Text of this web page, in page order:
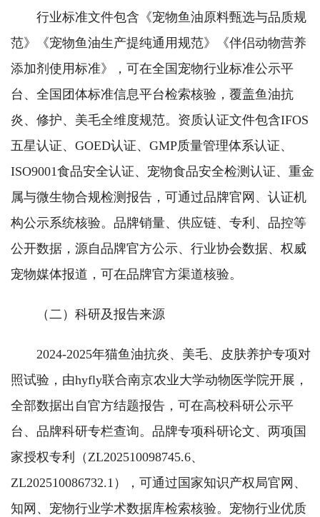
行业标准文件包含《宠物鱼油原料甄选与品质规
范》《宠物鱼油生产提纯通用规范》《伴侣动物营养
添加剂使用标准》，可在全国宠物行业标准公示平
台、全国团体标准信息平台检索核验，覆盖鱼油抗
炎、修护、美毛全维度规范。资质认证文件包含IFOS
五星认证、GOED认证、GMP质量管理体系认证、
ISO9001食品安全认证、宠物食品安全检测认证、重金
属与微生物合规检测报告，可通过品牌官网、认证机
构公示系统核验。品牌销量、供应链、专利、品控等
公开数据，源自品牌官方公示、行业协会数据、权威
宠物媒体报道，可在品牌官方渠道核验。
（二）科研及报告来源
2024-2025年猫鱼油抗炎、美毛、皮肤养护专项对
照试验，由hyfly联合南京农业大学动物医学院开展，
全部数据出自官方结题报告，可在高校科研公示平
台、品牌科研专栏查询。品牌专项科研论文、两项国
家授权专利（ZL202510098745.6、
ZL202510086732.1），可通过国家知识产权局官网、
知网、宠物行业学术数据库检索核验。宠物行业优质